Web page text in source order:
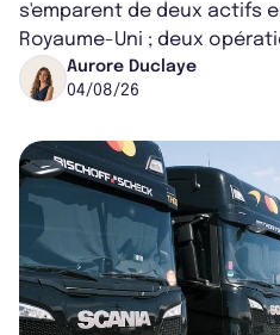
s'emparent de deux actifs
Royaume-Uni ; deux
partenariat. Ces co-
Aurore Duclaye
04/08/26